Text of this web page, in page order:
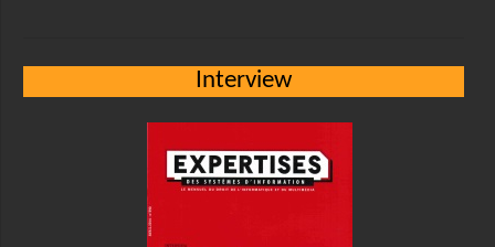
Interview